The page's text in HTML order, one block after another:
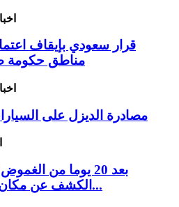
قرار سعودي بإيقاف
مناطق حكومة
مصادرة الديزل على
بعد 20 يوما من
الكشف عن مكان المواطن صالح محمد...